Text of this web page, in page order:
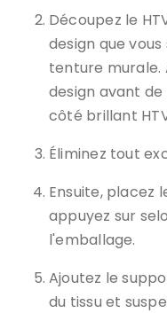
Découpez le
design que
tenture murale.
design avant
côté brillant
Éliminez tout
Ensuite, placez
appuyez sur
l'emballage.
Ajoutez le
du tissu et